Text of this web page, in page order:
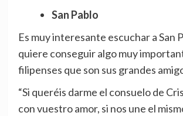
San Pablo
Es muy interesante escuchar a San
quiere conseguir algo muy
filipenses que son sus grandes
“Si queréis darme el consuelo de
con vuestro amor, si nos une el